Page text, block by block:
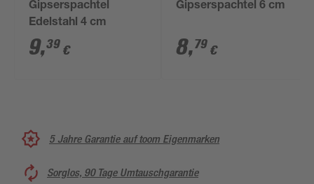
Gipserspachtel
Edelstahl 4 cm
9,39 €
Gipserspachtel 6 cm
8,79 €
5 Jahre Garantie auf toom Eigenmarken
Sorglos, 90 Tage Umtauschgarantie